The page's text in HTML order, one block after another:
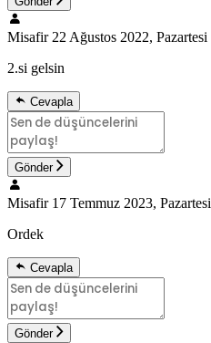
Misafir 22 Ağustos 2022, Pazartesi
2.si gelsin
Cevapla
Gönder
Misafir 17 Temmuz 2023, Pazartesi
Ordek
Cevapla
Gönder